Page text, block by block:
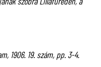
1906. 19. szám, pp. 3-4.